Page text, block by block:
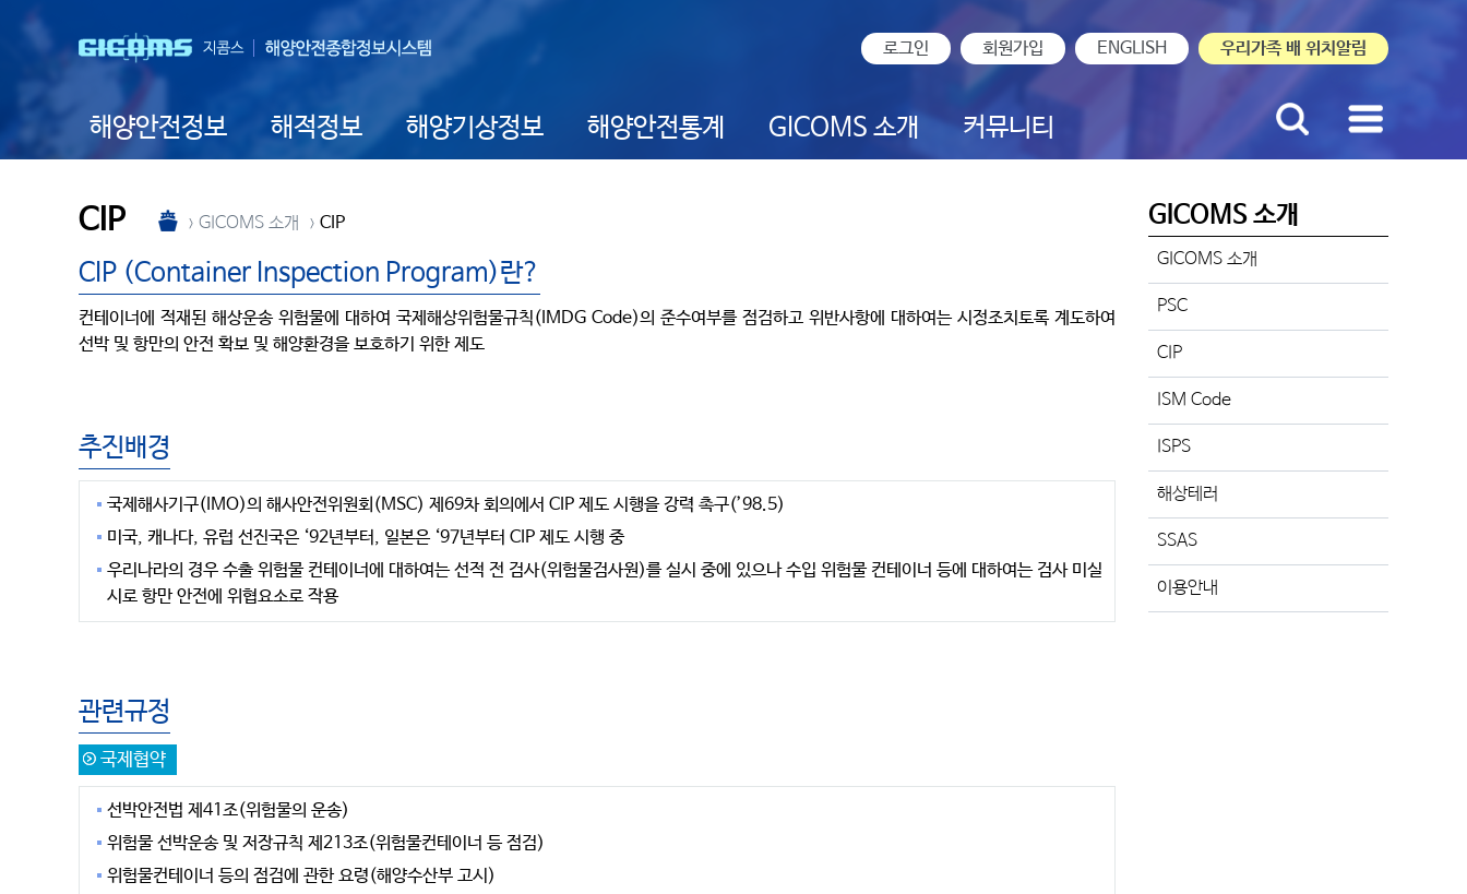
로그인 회원가입 ENGLISH 우리가족 배 위치알림
해양안전정보 해적정보 해양기상정보 해양안전통계 GICOMS 소개 커뮤니티
CIP GICOMS 소개 CIP
CIP (Container Inspection Program)란?
컨테이너에 적재된 해상운송 위험물에 대하여 국제해상위험물규칙(IMDG Code)의 준수여부를 점검하고 위반사항에 대하여는 시정조치토록 계도하여
선박 및 항만의 안전 확보 및 해양환경을 보호하기 위한 제도
추진배경
국제해사기구(IMO)의 해사안전위원회(MSC) 제69차 회의에서 CIP 제도 시행을 강력 촉구(’98.5)
미국, 캐나다, 유럽 선진국은 ‘92년부터, 일본은 ‘97년부터 CIP 제도 시행 중
우리나라의 경우 수출 위험물 컨테이너에 대하여는 선적 전 검사(위험물검사원)를 실시 중에 있으나 수입 위험물 컨테이너 등에 대하여는 검사 미실
시로 항만 안전에 위협요소로 작용
관련규정
국제협약
선박안전법 제41조(위험물의 운송)
위험물 선박운송 및 저장규칙 제213조(위험물컨테이너 등 점검)
위험물컨테이너 등의 점검에 관한 요령(해양수산부 고시)
GICOMS 소개
GICOMS 소개
PSC
CIP
ISM Code
ISPS
해상테러
SSAS
이용안내